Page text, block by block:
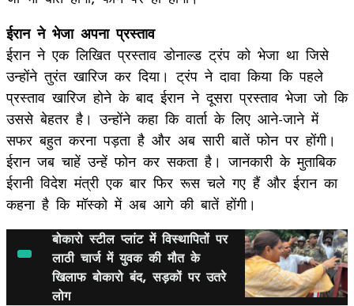
ईरान ने भेजा अपना प्रस्ताव
ईरान ने एक लिखित प्रस्ताव डोनाल्ड ट्रंप को भेजा था जिसे
उन्होंने तुरंत खारिज कर दिया। ट्रंप ने दावा किया कि पहले
प्रस्ताव खारिज होने के बाद ईरान ने दूसरा प्रस्ताव भेजा जो कि
उससे बेहतर है। उन्होंने कहा कि वार्ता के लिए आने-जाने में
सफर बहुत करना पड़ता है और अब सारी बातें फोन पर होंगी।
ईरान जब चाहें उन्हें फोन कर सकता है। जानकारी के मुताबिक
ईरानी विदेश मंत्री एक बार फिर रूस चले गए हैं और ईरान का
कहना है कि मॉस्को में अब आगे की बातें होंगी।
बोकारो स्टील प्लांट में विस्थापितों पर
लाठी चार्ज में युवक की मौत के
खिलाफ बोकारो बंद, सड़कों पर उतरे
लोग